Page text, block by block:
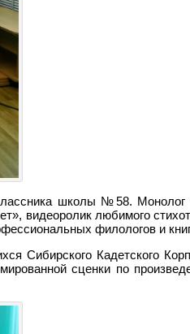
школы №58. Монолог
видеоролик любимого
филологов и
Сибирского Кадетского
сценки по